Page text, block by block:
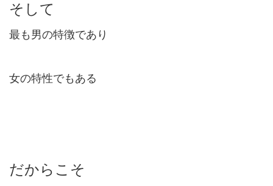
そして
最も男の特徴であり
女の特性でもある
だからこそ